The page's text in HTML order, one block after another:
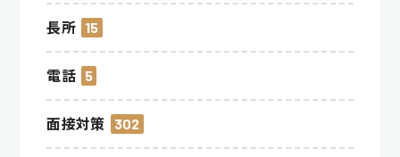
長所 15
電話 5
面接対策 302